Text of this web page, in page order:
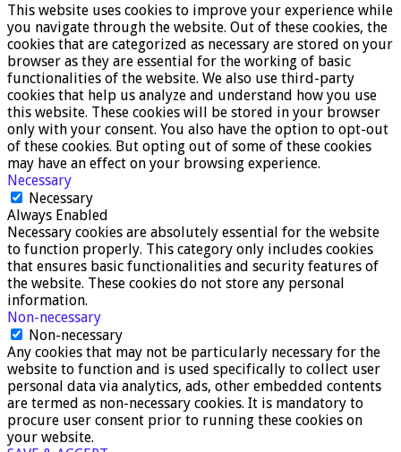
This website uses cookies to improve your experience while
you navigate through the website. Out of these cookies, the
cookies that are categorized as necessary are stored on your
browser as they are essential for the working of basic
functionalities of the website. We also use third-party
cookies that help us analyze and understand how you use
this website. These cookies will be stored in your browser
only with your consent. You also have the option to opt-out
of these cookies. But opting out of some of these cookies
may have an effect on your browsing experience.
Necessary
Necessary
Always Enabled
Necessary cookies are absolutely essential for the website
to function properly. This category only includes cookies
that ensures basic functionalities and security features of
the website. These cookies do not store any personal
information.
Non-necessary
Non-necessary
Any cookies that may not be particularly necessary for the
website to function and is used specifically to collect user
personal data via analytics, ads, other embedded contents
are termed as non-necessary cookies. It is mandatory to
procure user consent prior to running these cookies on
your website.